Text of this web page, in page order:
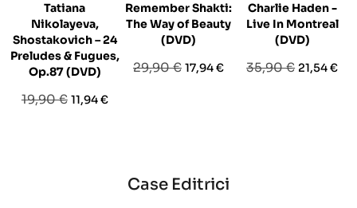
Tatiana
Nikolayeva,
Shostakovich – 24
Preludes & Fugues,
Op.87 (DVD)
Prezzo
19,90 € Prezzo
11,94 €
Remember Shakti:
The Way of Beauty
(DVD)
Prezzo
29,90 € Prezzo
17,94 €
Charlie Haden -
Live In Montreal
(DVD)
Prezzo
35,90 € Prezzo
21,54 €
Case Editrici